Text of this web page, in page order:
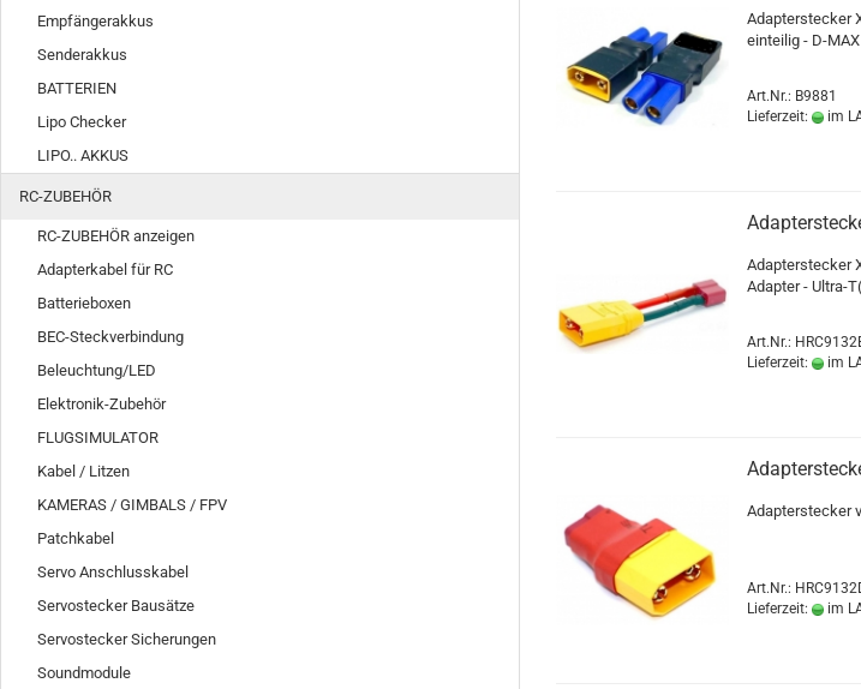
Adapterstecker
einteilig - D-MAX
Art.Nr.: B9881
Lieferzeit:
im
Adapterstecker
Adapter - Ultra-
Art.Nr.:
Lieferzeit:
im
Adapterstecker
Art.Nr.:
Lieferzeit:
im
Empfängerakkus
Senderakkus
BATTERIEN
Lipo Checker
LIPO.. AKKUS
RC-ZUBEHÖR
RC-ZUBEHÖR anzeigen
Adapterkabel für RC
Batterieboxen
BEC-Steckverbindung
Beleuchtung/LED
Elektronik-Zubehör
FLUGSIMULATOR
Kabel / Litzen
KAMERAS / GIMBALS / FPV
Patchkabel
Servo Anschlusskabel
Servostecker Bausätze
Servostecker Sicherungen
Soundmodule